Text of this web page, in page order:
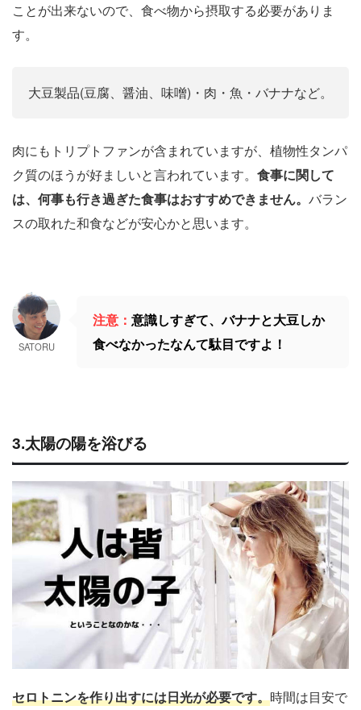
ことが出来ないので、食べ物から摂取する必要がありま
す。
大豆製品(豆腐、醤油、味噌)・肉・魚・バナナなど。
肉にもトリプトファンが含まれていますが、植物性タンパ
ク質のほうが好ましいと言われています。 食事に関して
は、何事も行き過ぎた食事はおすすめできません。 バラン
スの取れた和食などが安心かと思います。
SATORU
注意： 意識しすぎて、バナナと大豆しか
食べなかったなんて駄目ですよ！
3.太陽の陽を浴びる
セロトニンを作り出すには日光が必要です。時間は目安で